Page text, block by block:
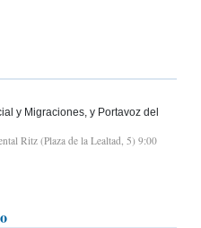
y Migraciones, y Portavoz del
Ritz (Plaza de la Lealtad, 5) 9:00